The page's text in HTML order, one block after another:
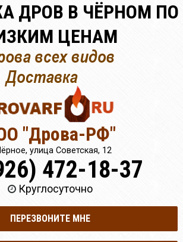
ДРОВ В ЧЁРНОМ ПО
ЦЕНАМ
"Дрова-РФ"
улица Советская, 12
472-18-37
Круглосуточно
ПЕРЕЗВОНИТЕ МНЕ